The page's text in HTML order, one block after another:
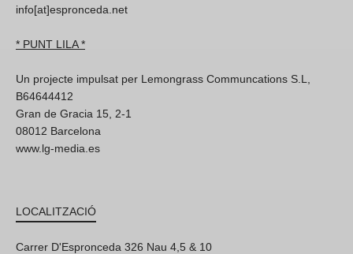
info[at]espronceda.net
* PUNT LILA *
Un projecte impulsat per Lemongrass Communcations S.L,
B64644412
Gran de Gracia 15, 2-1
08012 Barcelona
www.lg-media.es
LOCALITZACIÓ
Carrer D'Espronceda 326 Nau 4,5 & 10